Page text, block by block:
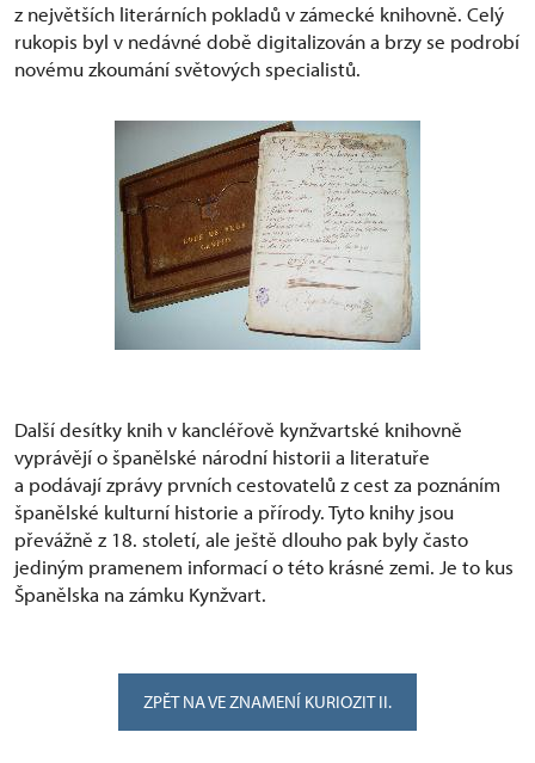
z největších literárních pokladů v zámecké knihovně. Celý
rukopis byl v nedávné době digitalizován a brzy se podrobí
novému zkoumání světových specialistů.
Další desítky knih v kancléřově kynžvartské knihovně
vyprávějí o španělské národní historii a literatuře
a podávají zprávy prvních cestovatelů z cest za poznáním
španělské kulturní historie a přírody. Tyto knihy jsou
převážně z 18. století, ale ještě dlouho pak byly často
jediným pramenem informací o této krásné zemi. Je to kus
Španělska na zámku Kynžvart.
ZPĚT NA VE ZNAMENÍ KURIOZIT II.